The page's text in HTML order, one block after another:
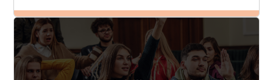
Ghi danh
Tham vấn Interlink